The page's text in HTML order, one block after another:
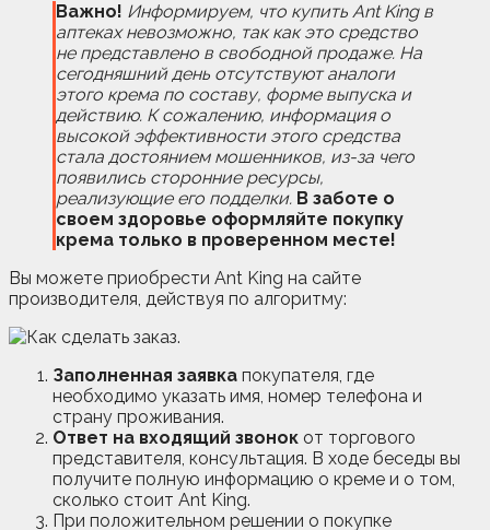
Важно! Информируем, что купить Ant King в
аптеках невозможно, так как это средство
не представлено в свободной продаже. На
сегодняшний день отсутствуют аналоги
этого крема по составу, форме выпуска и
действию. К сожалению, информация о
высокой эффективности этого средства
стала достоянием мошенников, из-за чего
появились сторонние ресурсы,
реализующие его подделки. В заботе о
своем здоровье оформляйте покупку
крема только в проверенном месте!
Вы можете приобрести Ant King на сайте
производителя, действуя по алгоритму:
Заполненная заявка покупателя, где
необходимо указать имя, номер телефона и
страну проживания.
Ответ на входящий звонок от торгового
представителя, консультация. В ходе беседы вы
получите полную информацию о креме и о том,
сколько стоит Ant King.
При положительном решении о покупке